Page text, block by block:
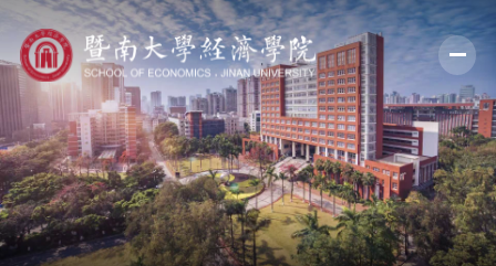
学院概况
新闻中心
师资队伍